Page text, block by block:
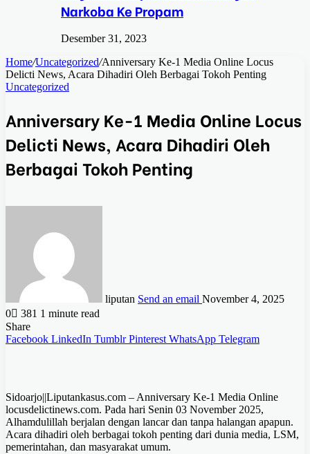
Narkoba Ke Propam
Desember 31, 2023
Home/Uncategorized/Anniversary Ke-1 Media Online Locus
Delicti News, Acara Dihadiri Oleh Berbagai Tokoh Penting
Uncategorized
Anniversary Ke-1 Media Online Locus
Delicti News, Acara Dihadiri Oleh
Berbagai Tokoh Penting
liputan Send an email November 4, 2025
0
381 1 minute read
Share
Facebook LinkedIn Tumblr Pinterest WhatsApp Telegram
Sidoarjo||Liputankasus.com – Anniversary Ke-1 Media Online
locusdelictinews.com. Pada hari Senin 03 November 2025,
Alhamdulillah berjalan dengan lancar dan tanpa halangan apapun.
Acara dihadiri oleh berbagai tokoh penting dari dunia media, LSM,
pemerintahan, dan masyarakat umum.